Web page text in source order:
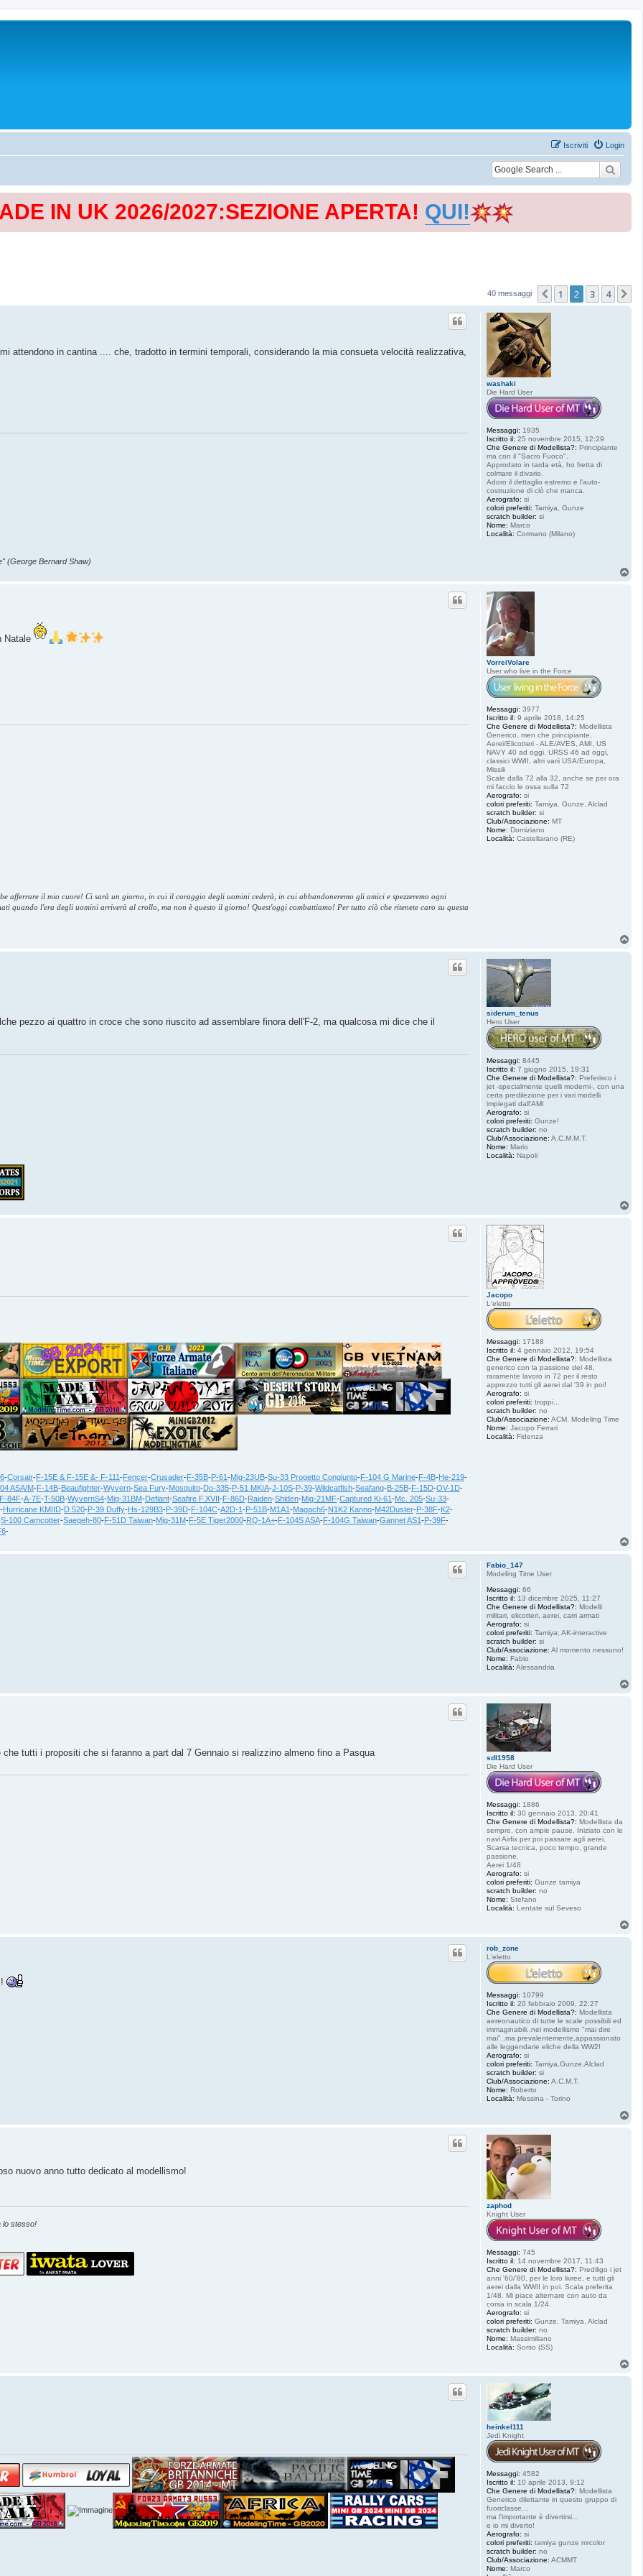
Login
Iscriviti
IN UK 2026/2027:SEZIONE APERTA! QUI!
40 messaggi Precedente
1 2 3 4
washaki
Die Hard User
Messaggi: 1935
Iscritto il: 25 novembre 2015, 12:29
Che Genere di Modellista?: Principiante
ma con il "Sacro Fuoco".
Approdato in tarda età, ho fretta di
colmare il divario.
Adoro il dettaglio estremo e l'auto-
costruzione di ciò che manca.
Aerografo: si
colori preferiti: Tamiya, Gunze
scratch builder: si
Nome: Marco
Località: Cormano (Milano)
attendono in cantina .... che, tradotto in termini temporali, considerando la mia consueta velocità realizzativa,
(George Bernard Shaw)
VorreiVolare
User who live in the Force
Messaggi: 3977
Iscritto il: 9 aprile 2018, 14:25
Che Genere di Modellista?: Modellista
Generico, men che principiante,
Aerei/Elicotteri - ALE/AVES, AMI, US
NAVY 40 ad oggi, URSS 46 ad oggi,
classici WWII, altri varii USA/Europa,
Missili
Scale dalla 72 alla 32, anche se per ora
mi faccio le ossa sulla 72
Aerografo: si
colori preferiti: Tamiya, Gunze, Alclad
scratch builder: si
Club/Associazione: MT
Nome: Domiziano
Località: Castellarano (RE)
Natale
afferrare il mio cuore! Ci sarà un giorno, in cui il coraggio degli uomini cederà, in cui abbandoneremo gli amici e spezzeremo ogni
quando l'era degli uomini arriverà al crollo, ma non è questo il giorno! Quest'oggi combattiamo! Per tutto ciò che ritenete caro su questa
siderum_tenus
Hero User
Messaggi: 8445
Iscritto il: 7 giugno 2015, 19:31
Che Genere di Modellista?: Preferisco i
jet -specialmente quelli moderni-, con una
certa predilezione per i vari modelli
impiegati dall'AMI
Aerografo: si
colori preferiti: Gunze!
scratch builder: no
Club/Associazione: A.C.M.M.T.
Nome: Mario
Località: Napoli
pezzo ai quattro in croce che sono riuscito ad assemblare finora dell'F-2, ma qualcosa mi dice che il
Jacopo
L'eletto
Messaggi: 17188
Iscritto il: 4 gennaio 2012, 19:54
Che Genere di Modellista?: Modellista
generico con la passione del 48,
raramente lavoro in 72 per il resto
apprezzo tutti gli aerei dal '39 in poi!
Aerografo: si
colori preferiti: troppi...
scratch builder: no
Club/Associazione: ACM. Modeling Time
Nome: Jacopo Ferrari
Località: Fidenza
-Corsair-F-15E & F-15E &- F-111-Fencer-Crusader-F-35B-P-61-Mig-23UB-Su-33 Progetto Congiunto-F-104 G Marine-F-4B-He-219-
ASA/M-F-14B-Beaufighter-Wyvern-Sea Fury-Mosquito-Do-335-P-51 MKIA-J-10S-P-39-Wildcatfish-Seafang-B-25B-F-15D-OV-1D-
F-84F-A-7E-T-50B-WyvernS4-Mig-31BM-Defiant-Seafire F.XVII-F-86D-Raiden-Shiden-Mig-21MF-Captured Ki-61-Mc. 205-Su-33-
-Hurricane KMIID-D.520-P-39 Duffy-Hs-129B3-P-39D-F-104C-A2D-1-P-51B-M1A1-Magach6-N1K2 Kanno-M42Duster-P-38F-K2-
S-100 Camcotter-Saeqeh-80-F-51D Taiwan-Mig-31M-F-5E Tiger2000-RQ-1A+-F-104S ASA-F-104G Taiwan-Gannet AS1-P-39F-
-
Fabio_147
Modeling Time User
Messaggi: 66
Iscritto il: 13 dicembre 2025, 11:27
Che Genere di Modellista?: Modelli
militari, elicotteri, aerei, carri armati
Aerografo: si
colori preferiti: Tamiya; AK-interactive
scratch builder: si
Club/Associazione: Al momento nessuno!
Nome: Fabio
Località: Alessandria
sdl1958
Die Hard User
Messaggi: 1886
Iscritto il: 30 gennaio 2013, 20:41
Che Genere di Modellista?: Modellista da
sempre, con ampie pause. Iniziato con le
navi Airfix per poi passare agli aerei.
Scarsa tecnica, poco tempo, grande
passione.
Aerei 1/48
Aerografo: si
colori preferiti: Gunze tamiya
scratch builder: no
Nome: Stefano
Località: Lentate sul Seveso
tutti i propositi che si faranno a part dal 7 Gennaio si realizzino almeno fino a Pasqua
rob_zone
L'eletto
Messaggi: 10799
Iscritto il: 20 febbraio 2009, 22:27
Che Genere di Modellista?: Modellista
aereonautico di tutte le scale possibili ed
immaginabili..nel modellismo "mai dire
mai"..ma prevalentemente,appassionato
alle leggendarie eliche della WW2!
Aerografo: si
colori preferiti: Tamiya,Gunze,Alclad
scratch builder: si
Club/Associazione: A.C.M.T.
Nome: Roberto
Località: Messina - Torino
zaphod
Knight User
Messaggi: 745
Iscritto il: 14 novembre 2017, 11:43
Che Genere di Modellista?: Prediligo i jet
anni '60/'80, per le loro livree, e tutti gli
aerei dalla WWII in poi. Scala preferita
1/48. Mi piace alternare con auto da
corsa in scala 1/24.
Aerografo: si
colori preferiti: Gunze, Tamiya, Alclad
scratch builder: no
Nome: Massimiliano
Località: Sorso (SS)
nuovo anno tutto dedicato al modellismo!
lo stesso!
heinkel111
Jedi Knight
Messaggi: 4582
Iscritto il: 10 aprile 2013, 9:12
Che Genere di Modellista?: Modellista
Generico dilettante in questo gruppo di
fuoriclasse...
ma l'importante è divertirsi...
e io mi diverto!
Aerografo: si
colori preferiti: tamiya gunze mrcolor
scratch builder: no
Club/Associazione: ACMMT
Nome: Marco